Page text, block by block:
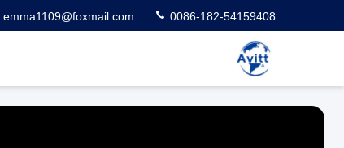
emma1109@foxmail.com 0086-182-54159408